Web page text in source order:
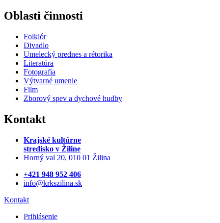
Oblasti činnosti
Folklór
Divadlo
Umelecký prednes a rétorika
Literatúra
Fotografia
Výtvarné umenie
Film
Zborový spev a dychové hudby
Kontakt
Krajské kultúrne
stredisko v Žiline
Horný val 20, 010 01 Žilina
+421 948 952 406
info@krkszilina.sk
Kontakt
Prihlásenie